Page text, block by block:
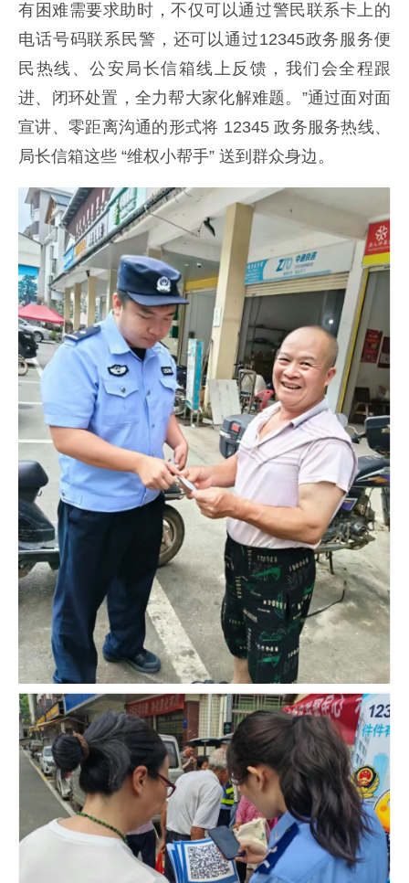
有困难需要求助时，不仅可以通过警民联系卡上的
电话号码联系民警，还可以通过12345政务服务便
民热线、公安局长信箱线上反馈，我们会全程跟
进、闭环处置，全力帮大家化解难题。”通过面对面
宣讲、零距离沟通的形式将 12345 政务服务热线、
局长信箱这些 “维权小帮手” 送到群众身边。